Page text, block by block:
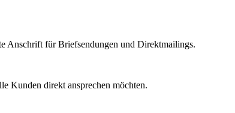
Anschrift für Briefsendungen und Direktmailings.
Kunden direkt ansprechen möchten.